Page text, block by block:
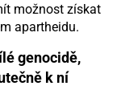
možnost získat
apartheidu.
genocidě,
k ní